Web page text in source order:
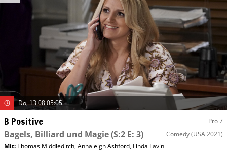
Do, 13.08 05:05
B Positive Pro 7
Bagels, Billiard und Magie(S:2 E: 3) Comedy(USA 2021)
Mit:Thomas Middleditch,Annaleigh Ashford, Linda Lavin